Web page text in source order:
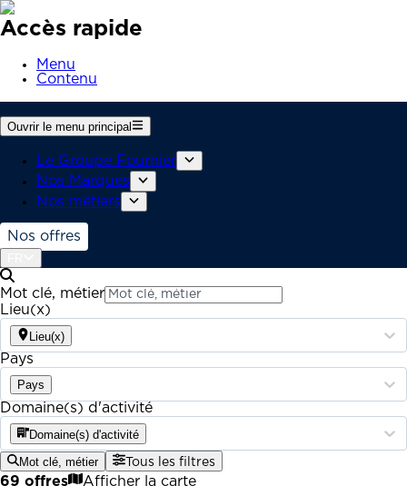
Accès rapide
Menu
Contenu
Ouvrir le menu principal
Le Groupe Fournier
Nos Marques
Nos métiers
Nos offres
Mot clé, métier
Lieu(x)
Lieu(x)
Pays
Pays
Domaine(s) d'activité
Domaine(s) d'activité
Mot clé, métier Tous les filtres
69 offres
Afficher la carte